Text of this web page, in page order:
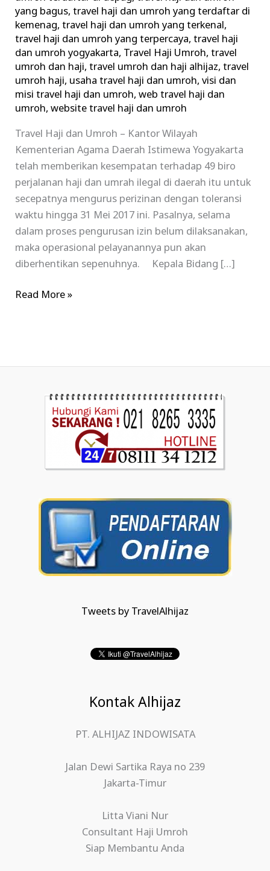
yang bagus,travel haji dan umroh yang terdaftar di
kemenag,travel haji dan umroh yang terkenal,
travel haji dan umroh yang terpercaya,travel haji
dan umroh yogyakarta, Travel Haji Umroh,travel
umroh dan haji,travel umroh dan haji alhijaz,travel
umroh haji, usaha travel haji dan umroh,visi dan
misi travel haji dan umroh,web travel haji dan
umroh,website travel haji dan umroh
Travel Haji dan Umroh – Kantor Wilayah
Kementerian Agama Daerah Istimewa Yogyakarta
telah memberikan kesempatan terhadap 49 biro
perjalanan haji dan umrah ilegal di daerah itu untuk
secepatnya mengurus perizinan dengan toleransi
waktu hingga 31 Mei 2017 ini. Pasalnya, selama
dalam proses pengurusan izin belum dilaksanakan,
maka operasional pelayanannya pun akan
diberhentikan sepenuhnya. Kepala Bidang […]
Read More »
Tweets by TravelAlhijaz
Kontak Alhijaz
PT. ALHIJAZ INDOWISATA
Jalan Dewi Sartika Raya no 239
Jakarta-Timur
Litta Viani Nur
Consultant Haji Umroh
Siap Membantu Anda